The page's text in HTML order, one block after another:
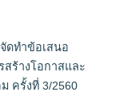
ดทำข้อเสนอ
ร้างโอกาสและ
ครั้งที่ 3/2560